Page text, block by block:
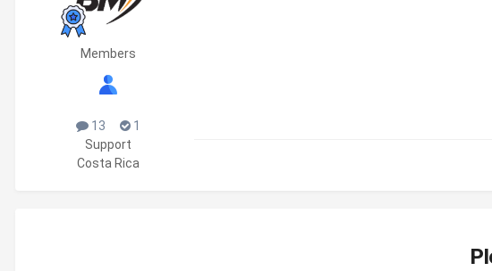
Members
13
1
Support
Costa Rica